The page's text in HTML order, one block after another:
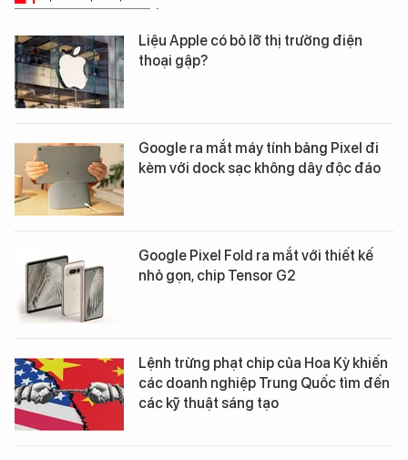
Liệu Apple có bỏ lỡ thị trường điện
thoại gập?
Google ra mắt máy tính bảng Pixel đi
kèm với dock sạc không dây độc đáo
Google Pixel Fold ra mắt với thiết kế
nhỏ gọn, chip Tensor G2
Lệnh trừng phạt chip của Hoa Kỳ khiến
các doanh nghiệp Trung Quốc tìm đến
các kỹ thuật sáng tạo